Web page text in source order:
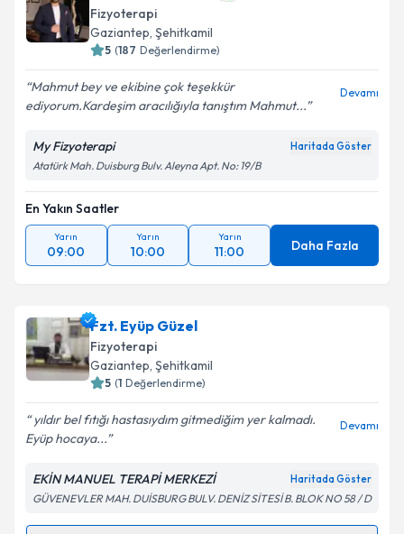
Fizyoterapi
Gaziantep, Şehitkamil
5 (187 Değerlendirme)
Mahmut bey ve ekibine çok teşekkür
ediyorum.Kardeşim aracılığıyla tanıştım Mahmut...
Devamı
My Fizyoterapi Haritada Göster
Atatürk Mah. Duisburg Bulv. Aleyna Apt. No: 19/B
En Yakın Saatler
Yarın
09:00
Yarın
10:00
Yarın
11:00 Daha Fazla
Fzt. Eyüp Güzel
Fizyoterapi
Gaziantep, Şehitkamil
5 (1 Değerlendirme)
yıldır bel fıtığı hastasıydım gitmediğim yer kalmadı.
Eyüp hocaya...
Devamı
EKİN MANUEL TERAPİ MERKEZİ Haritada Göster
GÜVENEVLER MAH. DUİSBURG BULV. DENİZ SİTESİ B. BLOK NO 58 / D